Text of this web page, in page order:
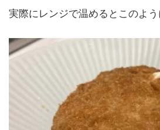
実際にレンジで温めるとこのよう